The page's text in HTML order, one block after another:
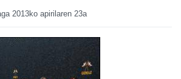
2013ko apirilaren 23a